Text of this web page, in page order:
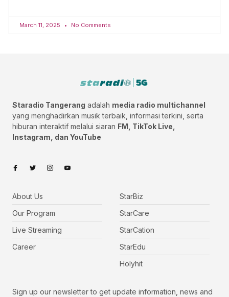
March 11, 2025 No Comments
Staradio Tangerang adalah media radio multichannel
yang menghadirkan musik terbaik, informasi terkini, serta
hiburan interaktif melalui siaran FM, TikTok Live,
Instagram, dan YouTube
About Us
Our Program
Live Streaming
Career
StarBiz
StarCare
StarCation
StarEdu
Holyhit
Sign up our newsletter to get update information, news and